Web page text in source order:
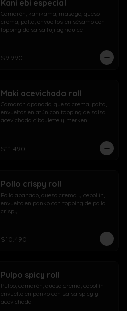
Kani ebi especial
Camarón, kanikama, masago, queso
crema, palta, envueltos en sésamo con
topping de salsa fuji agridulce
$9.990
Maki acevichado roll
Camarón apanado, queso crema, palta,
envueltos en atún con topping de salsa
acevichada ciboulette y merken
$11.490
Pollo crispy roll
Pollo apanado, queso crema y cebollín,
envuelto en panko con topping de pollo
crispy
$10.490
Pulpo spicy roll
Pulpo, camarón, queso crema, cebollín
envuelto en panko con salsa spicy y
acevichada